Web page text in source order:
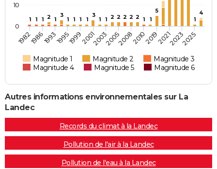
1 1 1 2 1
3
1 1 1 1
3
1 1 2 2 2 2 2 1 1
5
1
4
Magnitude 1 Magnitude 2
Magnitude 3
Magnitude 4
Magnitude 5 Magnitude 6
19821986199319951999200120032005200820102019202120232025
0
10
Autres informations environnementales sur La
Landec
Records du climat à la Landec
Pollution de l'air à la Landec
Pollution de l'eau à la Landec